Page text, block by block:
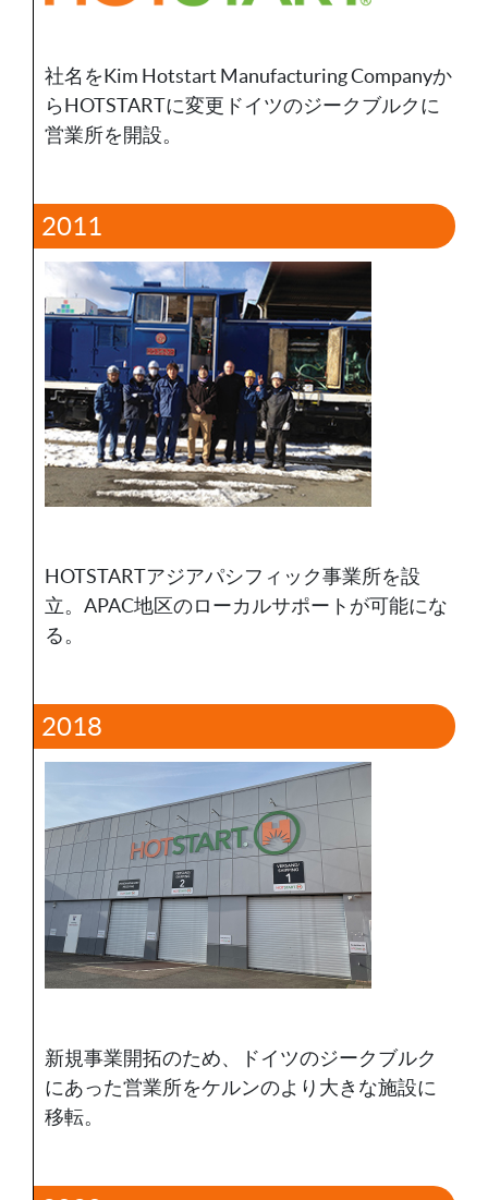
社名をKim Hotstart Manufacturing Companyか
らHOTSTARTに変更ドイツのジークブルクに
営業所を開設。
2011
HOTSTARTアジアパシフィック事業所を設
立。APAC地区のローカルサポートが可能にな
る。
2018
新規事業開拓のため、ドイツのジークブルク
にあった営業所をケルンのより大きな施設に
移転。